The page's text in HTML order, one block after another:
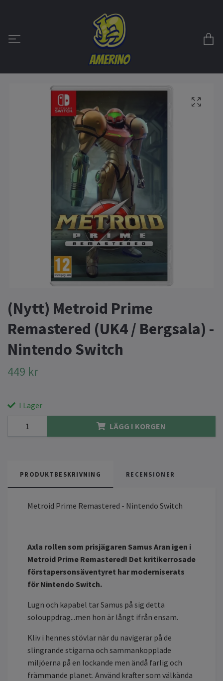
(Nytt) Metroid Prime
Remastered (UK4 / Bergsala) -
Nintendo Switch
449 kr
I Lager
LÄGG I KORGEN
PRODUKTBESKRIVNING RECENSIONER
Metroid Prime Remastered - Nintendo Switch
Axla rollen som prisjägaren Samus Aran igen i
Metroid Prime Remastered! Det kritikerrosade
förstapersonsäventyret har moderniserats
för Nintendo Switch.
Lugn och kapabel tar Samus på sig detta
solouppdrag...men hon är långt ifrån ensam.
Kliv i hennes stövlar när du navigerar på de
slingrande stigarna och sammankopplade
miljöerna på en lockande men ändå farlig och
främmande planet. Använd krafter som välkända